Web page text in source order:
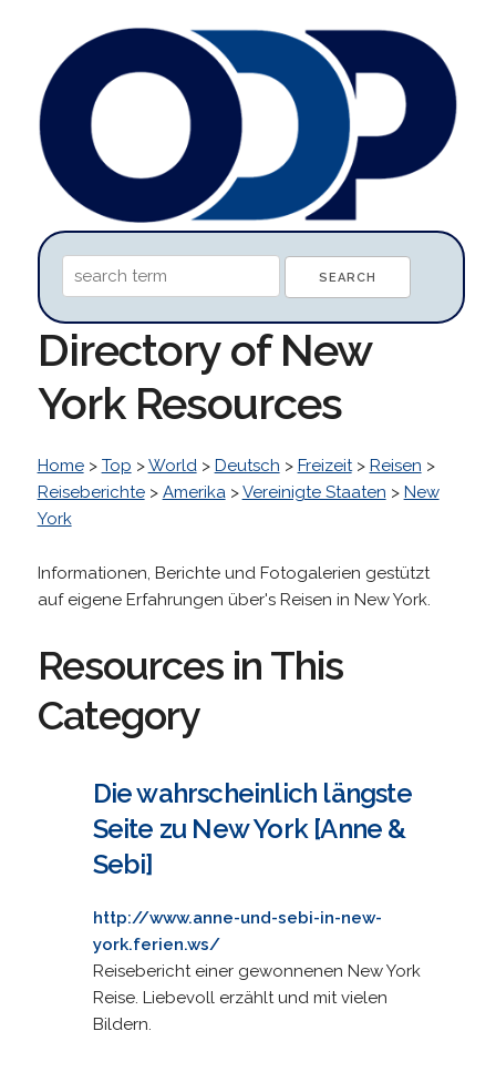
Directory of New
York Resources
Home> Top >World> Deutsch > Freizeit> Reisen >
Reiseberichte> Amerika>Vereinigte Staaten > New
York
Informationen, Berichte und Fotogalerien gestützt
auf eigene Erfahrungen über's Reisen in New York.
Resources in This
Category
Die wahrscheinlich längste
Seite zu New York [Anne &
Sebi]
http://www.anne-und-sebi-in-new-
york.ferien.ws/
Reisebericht einer gewonnenen New York
Reise. Liebevoll erzählt und mit vielen
Bildern.